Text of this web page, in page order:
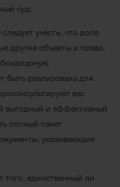
суд.
учесть, что доля
другие объекты и права.
быть реализована для
вас
выгодный и эффективный
полный пакет
указывающие
того, единственный ли